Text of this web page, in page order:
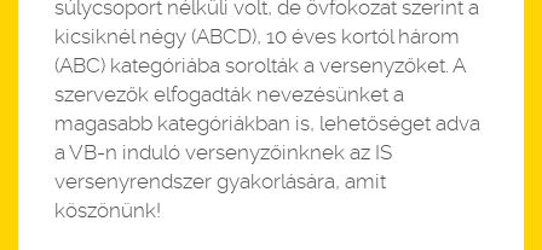
súlycsoport nélküli volt, de övfokozat szerint a
kicsiknél négy (ABCD), 10 éves kortól három
(ABC) kategóriába sorolták a versenyzőket. A
szervezők elfogadták nevezésünket a
magasabb kategóriákban is, lehetőséget adva
a VB-n induló versenyzőinknek az IS
versenyrendszer gyakorlására, amit
köszönünk!